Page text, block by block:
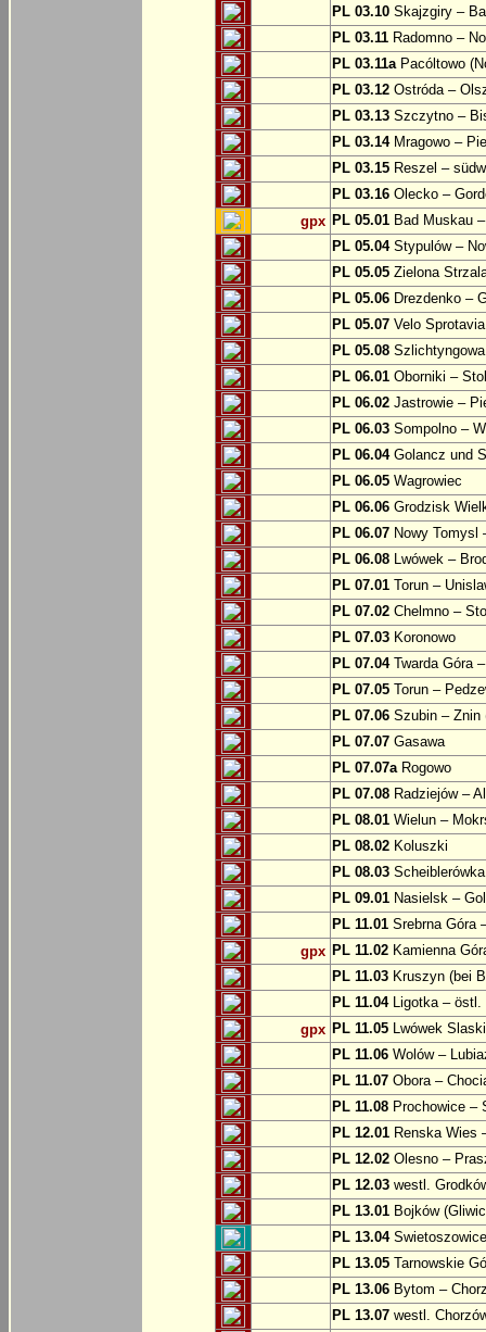
PL 03.10 Skajzgiry –
PL 03.11 Radomno –
PL 03.11aPacóltowo
PL 03.12 Ostróda –
PL 03.13 Szczytno –
PL 03.14Mragowo –
PL 03.15 Reszel –
PL 03.16 Olecko –
gpx PL 05.01 Bad Muskau
PL 05.04Stypulów –
PL 05.05 Zielona
PL 05.06 Drezdenko –
PL 05.07 Velo
PL 05.08 Szlichtyngowa
PL 06.01 Oborniki –
PL 06.02 Jastrowie –
PL 06.03 Sompolno –
PL 06.04Golancz und
PL 06.05 Wagrowiec
PL 06.06 Grodzisk
PL 06.07 Nowy Tomysl
PL 06.08 Lwówek –
PL 07.01 Torun –
PL 07.02 Chelmno –
PL 07.03 Koronowo
PL 07.04Twarda Góra
PL 07.05 Torun –
PL 07.06 Szubin – Znin
PL 07.07 Gasawa
PL 07.07aRogowo
PL 07.08 Radziejów –
PL 08.01 Wielun –
PL 08.02 Koluszki
PL 08.03
PL 09.01 Nasielsk –
PL 11.01 Srebrna Góra
gpx PL 11.02 Kamienna
PL 11.03 Kruszyn (bei
PL 11.04Ligotka – östl.
gpx PL 11.05 Lwówek
PL 11.06 Wolów –
PL 11.07 Obora –
PL 11.08 Prochowice –
PL 12.01 Renska Wies
PL 12.02 Olesno –
PL 12.03 westl.
PL 13.01 Bojków
PL 13.04
PL 13.05 Tarnowskie
PL 13.06 Bytom –
PL 13.07 westl.